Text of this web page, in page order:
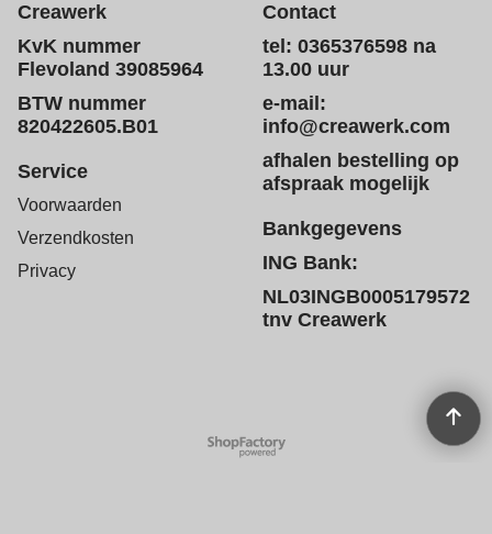
Creawerk
KvK nummer
Flevoland 39085964
BTW nummer
820422605.B01
Contact
tel: 0365376598 na
13.00 uur
e-mail:
info@creawerk.com
afhalen bestelling op
afspraak mogelijk
Service
Voorwaarden
Verzendkosten
Privacy
Bankgegevens
ING Bank:
NL03INGB0005179572
tnv Creawerk
Webwinkel gemaakt met
ShopFactory webwinkel